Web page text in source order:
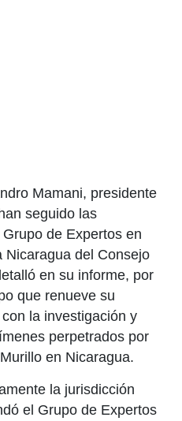
Mamani, presidente
seguido las
de Expertos en
Nicaragua del Consejo
en su informe, por
que renueve su
la investigación y
perpetrados por
en Nicaragua.
la jurisdicción
el Grupo de Expertos